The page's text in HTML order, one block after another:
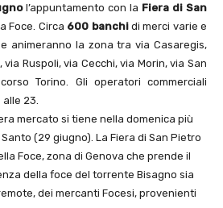
l’appuntamento con la Fiera di San
Foce. Circa 600 banchidi merci varie e
animeranno la zona tra via Casaregis,
Ruspoli, via Cecchi, via Morin, via San
Torino. Gli operatori commerciali
23.
mercato si tiene nella domenica più
(29 giugno). La Fiera di San Pietro
Foce, zona di Genova che prende il
della foce del torrente Bisagno sia
dei mercanti Focesi, provenienti